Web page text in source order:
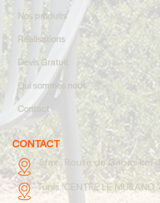
Nos produits
Réalisations
Devis Gratuit
Qui sommes nous
Contact
CONTACT
Sfax : Route de Gabes km
Tunis:CENTRE LE